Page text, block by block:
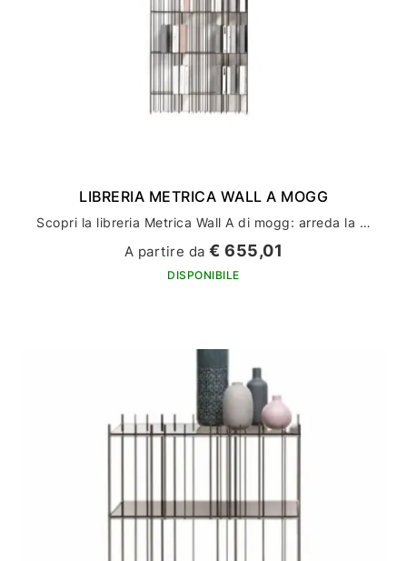
LIBRERIA METRICA WALL A MOGG
Scopri la libreria Metrica Wall A di mogg: arreda la tua casa con stile ed eleganza
A partire da€ 655,01
DISPONIBILE